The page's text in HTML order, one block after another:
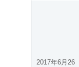
2017年6月26